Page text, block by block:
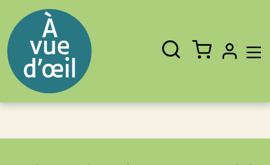
Fermer
Rechercher
un
livre,
un
auteur,
un
EAN